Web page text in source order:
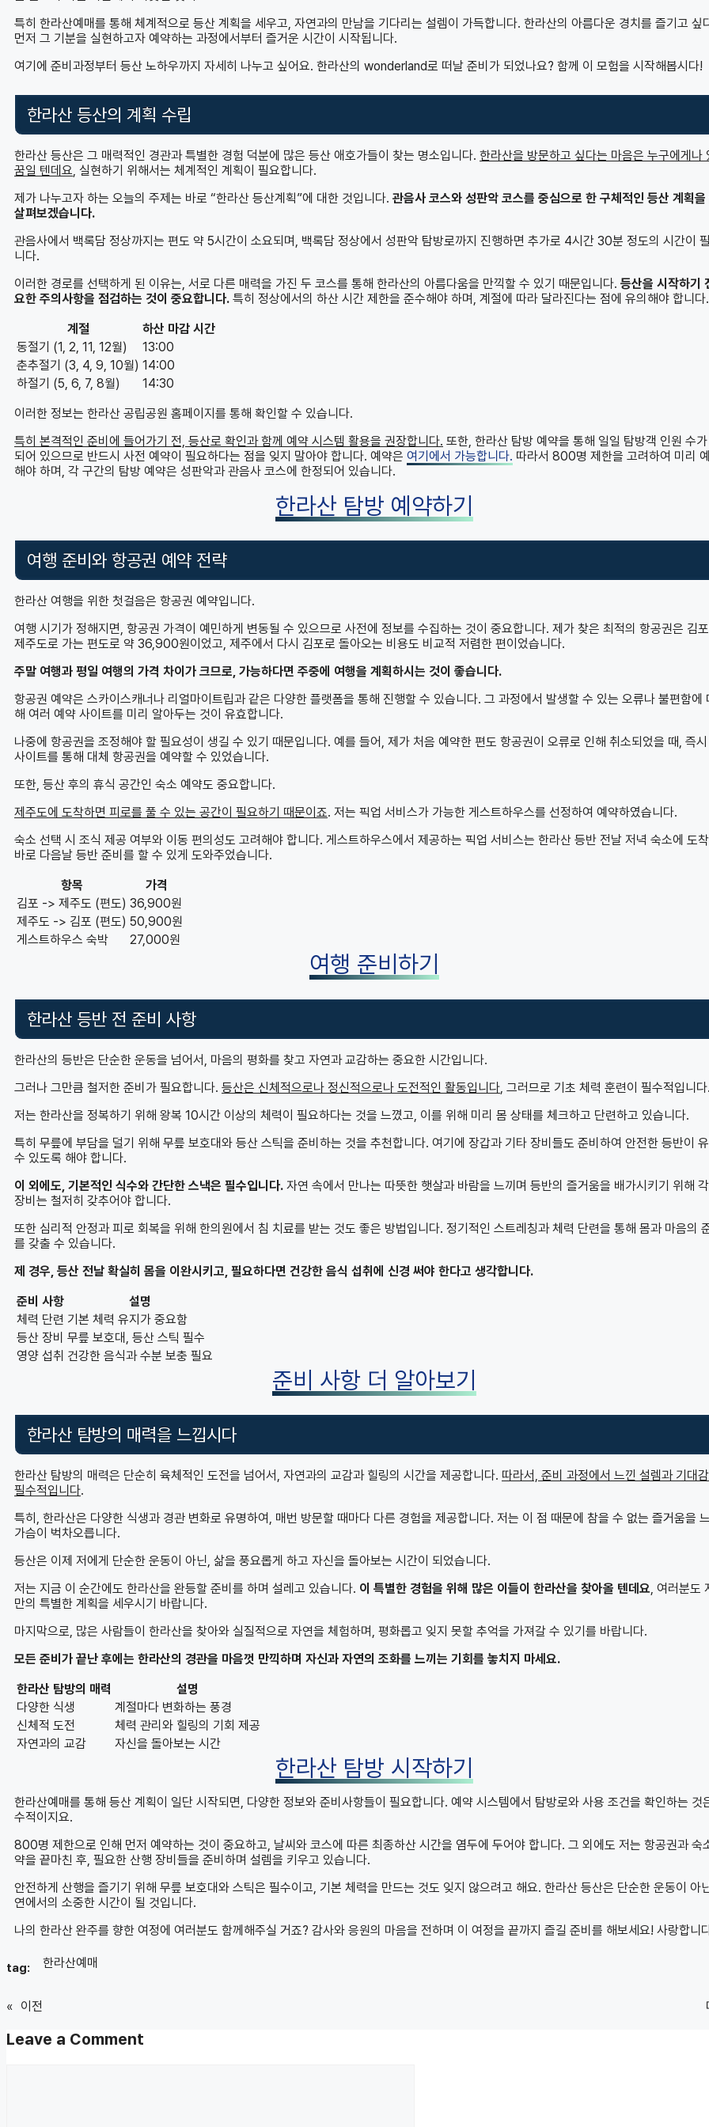
특히 한라산예매를 통해 체계적으로 등산 계획을 세우고, 자연과의 만남을 기다리는 설렘이 가득합니다. 한라산의 아름다운 경치를 즐기고 싶
먼저 그 기분을 실현하고자 예약하는 과정에서부터 즐거운 시간이 시작됩니다.
여기에 준비과정부터 등산 노하우까지 자세히 나누고 싶어요. 한라산의 wonderland로 떠날 준비가 되었나요? 함께 이 모험을 시작해봅시다!
한라산 등산의 계획 수립
한라산 등산은 그 매력적인 경관과 특별한 경험 덕분에 많은 등산 애호가들이 찾는 명소입니다. 한라산을 방문하고 싶다는 마음은 누구에게나
꿈일 텐데요 , 실현하기 위해서는 체계적인 계획이 필요합니다.
제가 나누고자 하는 오늘의 주제는 바로 “한라산 등산계획”에 대한 것입니다. 관음사 코스와 성판악 코스를 중심으로 한 구체적인 등산 계획을
살펴보겠습니다.
관음사에서 백록담 정상까지는 편도 약 5시간이 소요되며, 백록담 정상에서 성판악 탐방로까지 진행하면 추가로 4시간 30분 정도의 시간이
니다.
이러한 경로를 선택하게 된 이유는, 서로 다른 매력을 가진 두 코스를 통해 한라산의 아름다움을 만끽할 수 있기 때문입니다. 등산을 시작하기
요한 주의사항을 점검하는 것이 중요합니다. 특히 정상에서의 하산 시간 제한을 준수해야 하며, 계절에 따라 달라진다는 점에 유의해야 합니다.
계절
하산 마감 시간
동절기 (1, 2, 11, 12월)
13:00
춘추절기 (3, 4, 9, 10월) 14:00
하절기 (5, 6, 7, 8월)
14:30
이러한 정보는 한라산 공립공원 홈페이지를 통해 확인할 수 있습니다.
특히 본격적인 준비에 들어가기 전, 등산로 확인과 함께 예약 시스템 활용을 권장합니다. 또한, 한라산 탐방 예약을 통해 일일 탐방객 인원 수
되어 있으므로 반드시 사전 예약이 필요하다는 점을 잊지 말아야 합니다. 예약은 여기에서 가능합니다. 따라서 800명 제한을 고려하여 미리
해야 하며, 각 구간의 탐방 예약은 성판악과 관음사 코스에 한정되어 있습니다.
한라산 탐방 예약하기
여행 준비와 항공권 예약 전략
한라산 여행을 위한 첫걸음은 항공권 예약입니다.
여행 시기가 정해지면, 항공권 가격이 예민하게 변동될 수 있으므로 사전에 정보를 수집하는 것이 중요합니다. 제가 찾은 최적의 항공권은 김
제주도로 가는 편도로 약 36,900원이었고, 제주에서 다시 김포로 돌아오는 비용도 비교적 저렴한 편이었습니다.
주말 여행과 평일 여행의 가격 차이가 크므로, 가능하다면 주중에 여행을 계획하시는 것이 좋습니다.
항공권 예약은 스카이스캐너나 리얼마이트립과 같은 다양한 플랫폼을 통해 진행할 수 있습니다. 그 과정에서 발생할 수 있는 오류나 불편함에
해 여러 예약 사이트를 미리 알아두는 것이 유효합니다.
나중에 항공권을 조정해야 할 필요성이 생길 수 있기 때문입니다. 예를 들어, 제가 처음 예약한 편도 항공권이 오류로 인해 취소되었을 때, 즉
사이트를 통해 대체 항공권을 예약할 수 있었습니다.
또한, 등산 후의 휴식 공간인 숙소 예약도 중요합니다.
제주도에 도착하면 피로를 풀 수 있는 공간이 필요하기 때문이죠. 저는 픽업 서비스가 가능한 게스트하우스를 선정하여 예약하였습니다.
숙소 선택 시 조식 제공 여부와 이동 편의성도 고려해야 합니다. 게스트하우스에서 제공하는 픽업 서비스는 한라산 등반 전날 저녁 숙소에 도
바로 다음날 등반 준비를 할 수 있게 도와주었습니다.
항목
가격
김포 -> 제주도 (편도) 36,900원
제주도 -> 김포 (편도) 50,900원
게스트하우스 숙박
27,000원
여행 준비하기
한라산 등반 전 준비 사항
한라산의 등반은 단순한 운동을 넘어서, 마음의 평화를 찾고 자연과 교감하는 중요한 시간입니다.
그러나 그만큼 철저한 준비가 필요합니다. 등산은 신체적으로나 정신적으로나 도전적인 활동입니다, 그러므로 기초 체력 훈련이 필수적입니다.
저는 한라산을 정복하기 위해 왕복 10시간 이상의 체력이 필요하다는 것을 느꼈고, 이를 위해 미리 몸 상태를 체크하고 단련하고 있습니다.
특히 무릎에 부담을 덜기 위해 무릎 보호대와 등산 스틱을 준비하는 것을 추천합니다. 여기에 장갑과 기타 장비들도 준비하여 안전한 등반이
수 있도록 해야 합니다.
이 외에도, 기본적인 식수와 간단한 스낵은 필수입니다. 자연 속에서 만나는 따뜻한 햇살과 바람을 느끼며 등반의 즐거움을 배가시키기 위해
장비는 철저히 갖추어야 합니다.
또한 심리적 안정과 피로 회복을 위해 한의원에서 침 치료를 받는 것도 좋은 방법입니다. 정기적인 스트레칭과 체력 단련을 통해 몸과 마음의
를 갖출 수 있습니다.
제 경우, 등산 전날 확실히 몸을 이완시키고, 필요하다면 건강한 음식 섭취에 신경 써야 한다고 생각합니다.
준비 사항
설명
체력 단련 기본 체력 유지가 중요함
등산 장비 무릎 보호대, 등산 스틱 필수
영양 섭취 건강한 음식과 수분 보충 필요
준비 사항 더 알아보기
한라산 탐방의 매력을 느낍시다
한라산 탐방의 매력은 단순히 육체적인 도전을 넘어서, 자연과의 교감과 힐링의 시간을 제공합니다. 따라서, 준비 과정에서 느낀 설렘과 기대
필수적입니다.
특히, 한라산은 다양한 식생과 경관 변화로 유명하여, 매번 방문할 때마다 다른 경험을 제공합니다. 저는 이 점 때문에 참을 수 없는 즐거움을
가슴이 벅차오릅니다.
등산은 이제 저에게 단순한 운동이 아닌, 삶을 풍요롭게 하고 자신을 돌아보는 시간이 되었습니다.
저는 지금 이 순간에도 한라산을 완등할 준비를 하며 설레고 있습니다. 이 특별한 경험을 위해 많은 이들이 한라산을 찾아올 텐데요, 여러분도
만의 특별한 계획을 세우시기 바랍니다.
마지막으로, 많은 사람들이 한라산을 찾아와 실질적으로 자연을 체험하며, 평화롭고 잊지 못할 추억을 가져갈 수 있기를 바랍니다.
모든 준비가 끝난 후에는 한라산의 경관을 마음껏 만끽하며 자신과 자연의 조화를 느끼는 기회를 놓치지 마세요.
한라산 탐방의 매력
설명
다양한 식생
계절마다 변화하는 풍경
신체적 도전
체력 관리와 힐링의 기회 제공
자연과의 교감
자신을 돌아보는 시간
한라산 탐방 시작하기
한라산예매를 통해 등산 계획이 일단 시작되면, 다양한 정보와 준비사항들이 필요합니다. 예약 시스템에서 탐방로와 사용 조건을 확인하는 것
수적이지요.
800명 제한으로 인해 먼저 예약하는 것이 중요하고, 날씨와 코스에 따른 최종하산 시간을 염두에 두어야 합니다. 그 외에도 저는 항공권과 숙
약을 끝마친 후, 필요한 산행 장비들을 준비하며 설렘을 키우고 있습니다.
안전하게 산행을 즐기기 위해 무릎 보호대와 스틱은 필수이고, 기본 체력을 만드는 것도 잊지 않으려고 해요. 한라산 등산은 단순한 운동이 아
연에서의 소중한 시간이 될 것입니다.
나의 한라산 완주를 향한 여정에 여러분도 함께해주실 거죠? 감사와 응원의 마음을 전하며 이 여정을 끝까지 즐길 준비를 해보세요! 사랑합니
tag: 한라산예매
« 이전
Leave a Comment